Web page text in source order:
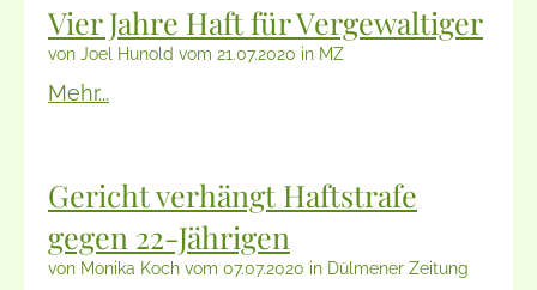
Vier Jahre Haft für Vergewaltiger
von Joel Hunold vom 21.07.2020 in MZ
Mehr...
Gericht verhängt Haftstrafe
gegen 22-Jährigen
von Monika Koch vom 07.07.2020 in Dülmener Zeitung